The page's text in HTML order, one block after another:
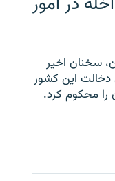
سخنان اخیر
دخالت این کشور
را محکوم کرد.